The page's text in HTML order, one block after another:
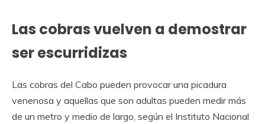
Las cobras vuelven a demostrar
ser escurridizas
Las cobras del Cabo pueden provocar una picadura
venenosa y aquellas que son adultas pueden medir más
de un metro y medio de largo, según el Instituto Nacional